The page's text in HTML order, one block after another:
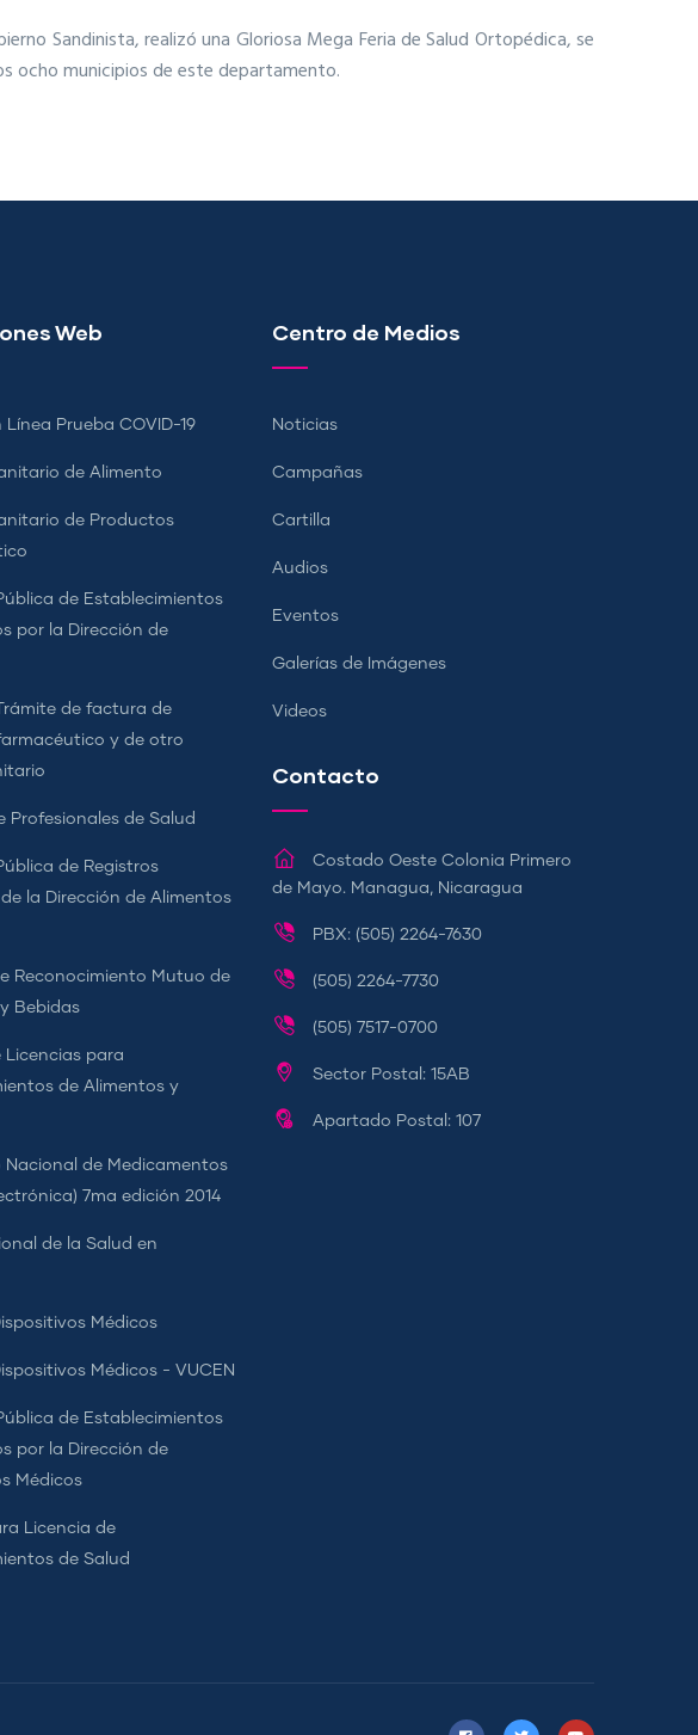
Sandinista, realizó una Gloriosa Mega Feria de Salud Ortopédica, se
ocho municipios de este departamento.
Web
Línea Prueba COVID-19
de Alimento
de Productos
de Establecimientos
por la Dirección de
de factura de
y de otro
Profesionales de Salud
de Registros
la Dirección de Alimentos
Reconocimiento Mutuo de
Bebidas
Licencias para
de Alimentos y
Nacional de Medicamentos
7ma edición 2014
de la Salud en
Médicos
Médicos - VUCEN
de Establecimientos
por la Dirección de
Médicos
Licencia de
de Salud
Centro de Medios
Noticias
Campañas
Cartilla
Audios
Eventos
Galerías de Imágenes
Videos
Contacto
Costado Oeste Colonia Primero
de Mayo. Managua, Nicaragua
PBX: (505) 2264-7630
(505) 2264-7730
(505) 7517-0700
Sector Postal: 15AB
Apartado Postal: 107